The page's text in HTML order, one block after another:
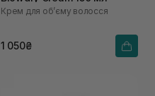
Крем для обʼєму волосся
1 050₴